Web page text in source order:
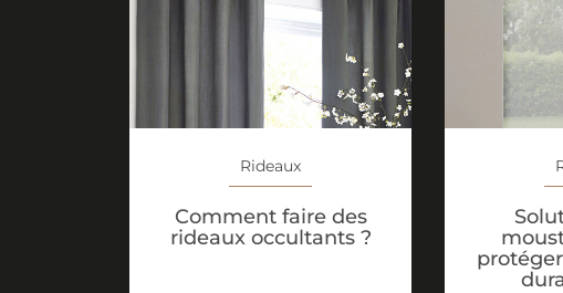
Rideaux
Comment faire des
rideaux occultants ?